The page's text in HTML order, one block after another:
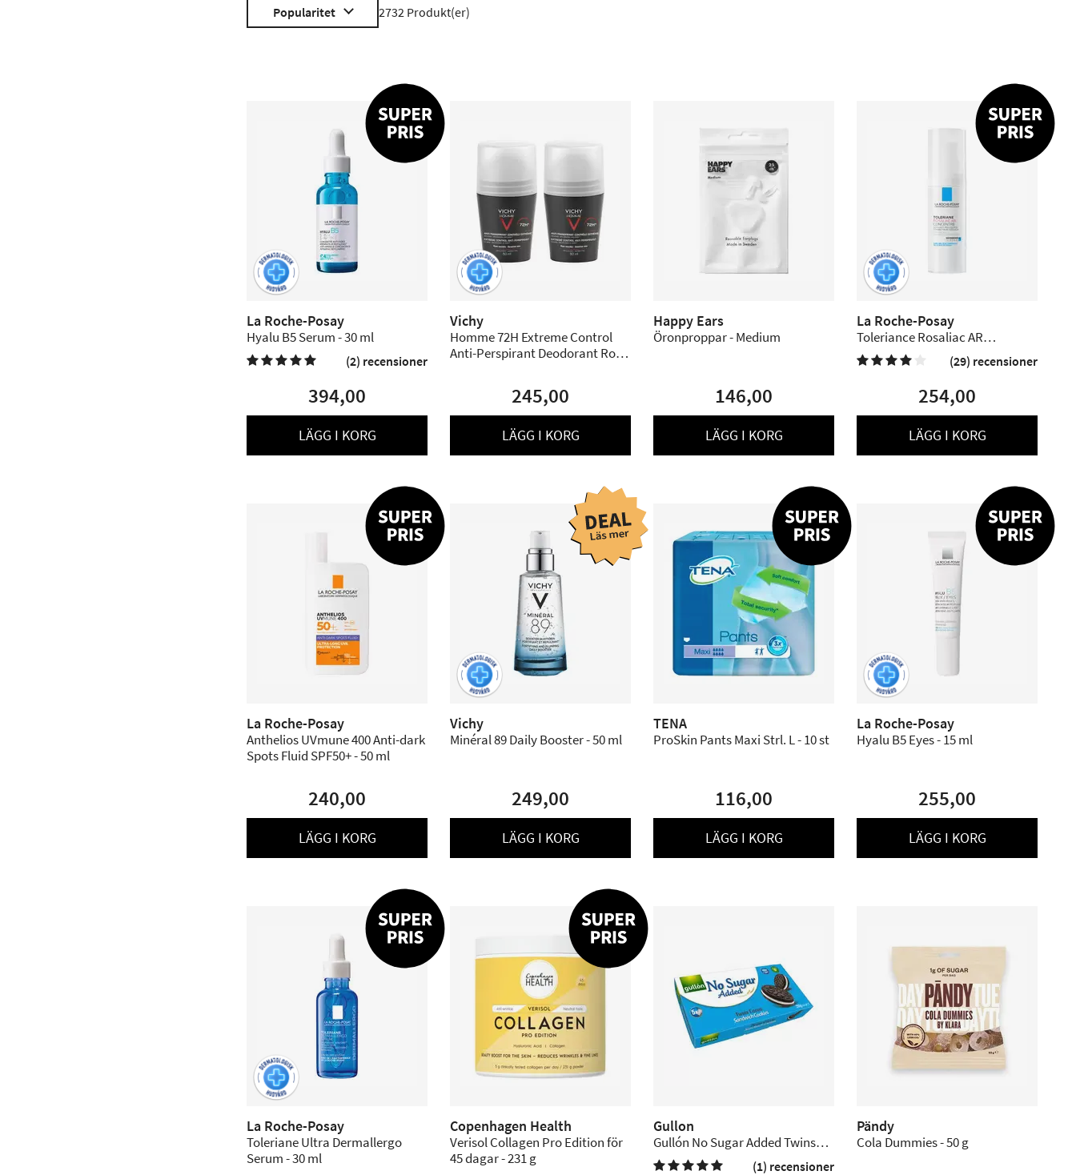
Popularitet 2732 Produkt(er)
La Roche-Posay
Hyalu B5 Serum - 30 ml
 (2) recensioner
394,00
LÄGG I KORG
Vichy
Homme 72H Extreme Control
Anti-Perspirant Deodorant Roll-
245,00
LÄGG I KORG
Happy Ears
Öronproppar - Medium
146,00
LÄGG I KORG
La Roche-Posay
Toleriance Rosaliac AR
Concentrate - 40 ml
 (29) recensioner
254,00
LÄGG I KORG
La Roche-Posay
Anthelios UVmune 400 Anti-dark
Spots Fluid SPF50+ - 50 ml
240,00
LÄGG I KORG
Vichy
Minéral 89 Daily Booster - 50 ml
249,00
LÄGG I KORG
TENA
ProSkin Pants Maxi Strl. L - 10 st
116,00
LÄGG I KORG
La Roche-Posay
Hyalu B5 Eyes - 15 ml
255,00
LÄGG I KORG
La Roche-Posay
Toleriane Ultra Dermallergo
Serum - 30 ml
Copenhagen Health
Verisol Collagen Pro Edition för
45 dagar - 231 g
Gullon
Gullón No Sugar Added Twins
Cocoa Sandwich Cookies - 210 g
 (1) recensioner
Pändy
Cola Dummies - 50 g